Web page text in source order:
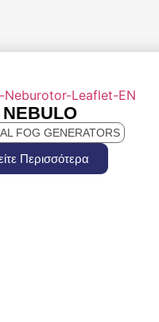
NEBULO
FOG GENERATORS
Περισσότερα